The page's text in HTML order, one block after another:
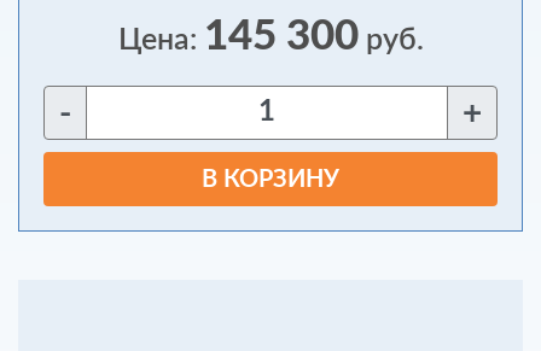
Цена: 145 300руб.
- +
В КОРЗИНУ